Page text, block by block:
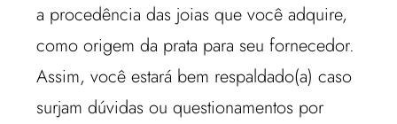
a procedência das joias que você adquire,
como origem da prata para seu fornecedor.
Assim, você estará bem respaldado(a) caso
surjam dúvidas ou questionamentos por